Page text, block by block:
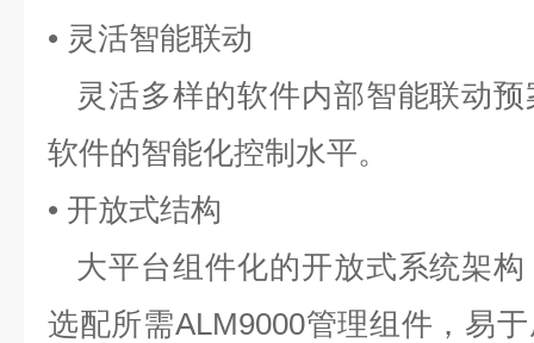
• 灵活智能联动
灵活多样的软件内部智能联动
软件的智能化控制水平。
• 开放式结构
大平台组件化的开放式系统架
选配所需ALM9000管理组件，易